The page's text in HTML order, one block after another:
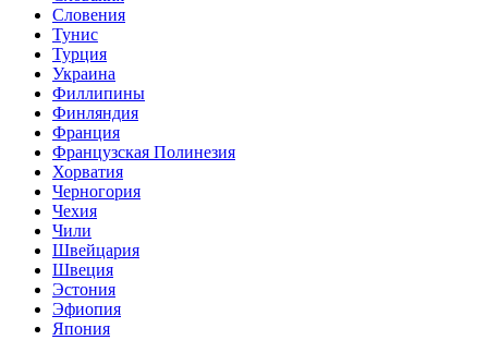
Словения
Тунис
Турция
Украина
Филлипины
Финляндия
Франция
Французская Полинезия
Хорватия
Черногория
Чехия
Чили
Швейцария
Швеция
Эстония
Эфиопия
Япония